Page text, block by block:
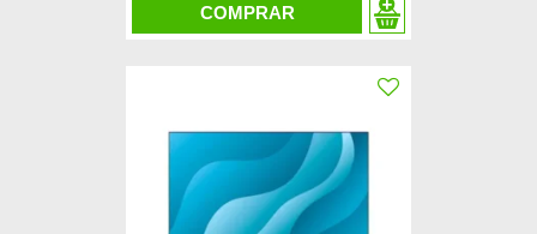
COMPRAR